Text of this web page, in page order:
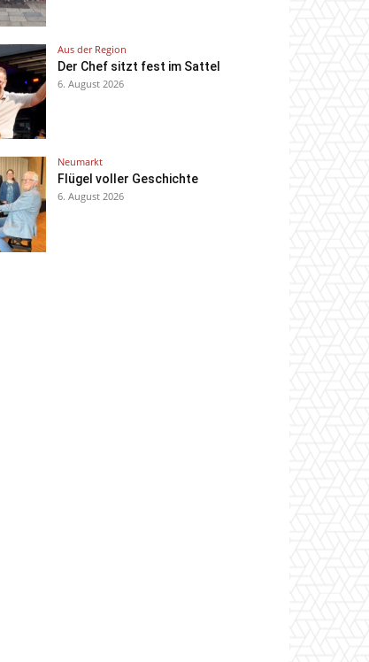
Aus der Region
Der Chef sitzt fest im Sattel
6. August 2026
Neumarkt
Flügel voller Geschichte
6. August 2026